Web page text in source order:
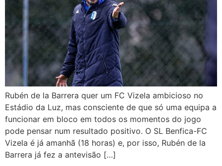
Rubén de la Barrera quer um FC Vizela ambicioso no
Estádio da Luz, mas consciente de que só uma equipa a
funcionar em bloco em todos os momentos do jogo
pode pensar num resultado positivo. O SL Benfica-FC
Vizela é já amanhã (18 horas) e, por isso, Rubén de la
Barrera já fez a antevisão […]